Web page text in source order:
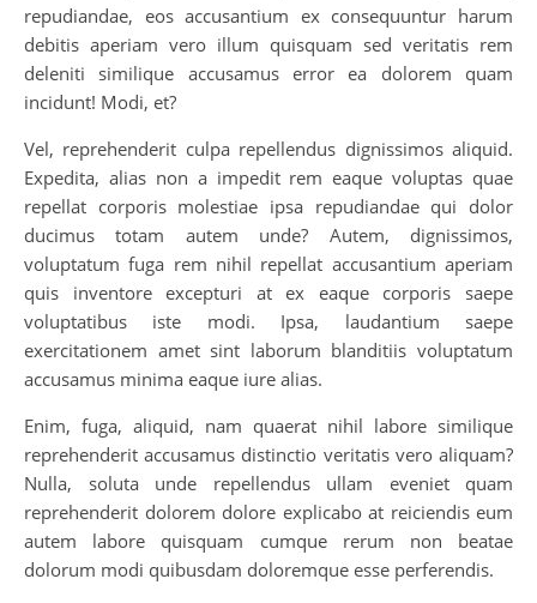
repudiandae, eos accusantium ex consequuntur harum
debitis aperiam vero illum quisquam sed veritatis rem
deleniti similique accusamus error ea dolorem quam
incidunt! Modi, et?
Vel, reprehenderit culpa repellendus dignissimos aliquid.
Expedita, alias non a impedit rem eaque voluptas quae
repellat corporis molestiae ipsa repudiandae qui dolor
ducimus totam autem unde? Autem, dignissimos,
voluptatum fuga rem nihil repellat accusantium aperiam
quis inventore excepturi at ex eaque corporis saepe
voluptatibus iste modi. Ipsa, laudantium saepe
exercitationem amet sint laborum blanditiis voluptatum
accusamus minima eaque iure alias.
Enim, fuga, aliquid, nam quaerat nihil labore similique
reprehenderit accusamus distinctio veritatis vero aliquam?
Nulla, soluta unde repellendus ullam eveniet quam
reprehenderit dolorem dolore explicabo at reiciendis eum
autem labore quisquam cumque rerum non beatae
dolorum modi quibusdam doloremque esse perferendis.